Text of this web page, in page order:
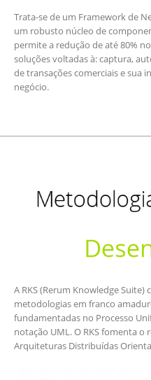
Trata-se de um Framework de
um robusto núcleo de
permite a redução de até 80%
soluções voltadas à: captura,
de transações comerciais e sua
negócio.
A RKS (Rerum Knowledge
metodologias em franco
fundamentadas no Processo
notação UML. O RKS fomenta
Arquiteturas Distribuídas